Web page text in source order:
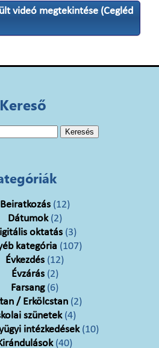
videó megtekintése (Cegléd
Kereső
Beiratkozás(12)
Dátumok(2)
oktatás (3)
kategória (107)
Évkezdés (12)
Évzárás(2)
Farsang(6)
/ Erkölcstan (2)
szünetek(4)
intézkedések(10)
(40)